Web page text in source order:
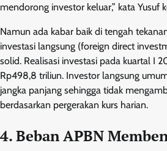
mendorong investor keluar,” kata Yusuf
Namun ada kabar baik di tengah
investasi langsung (foreign direct
solid. Realisasi investasi pada kuartal I
Rp498,8 triliun. Investor langsung
jangka panjang sehingga tidak
berdasarkan pergerakan kurs harian.
4. Beban APBN